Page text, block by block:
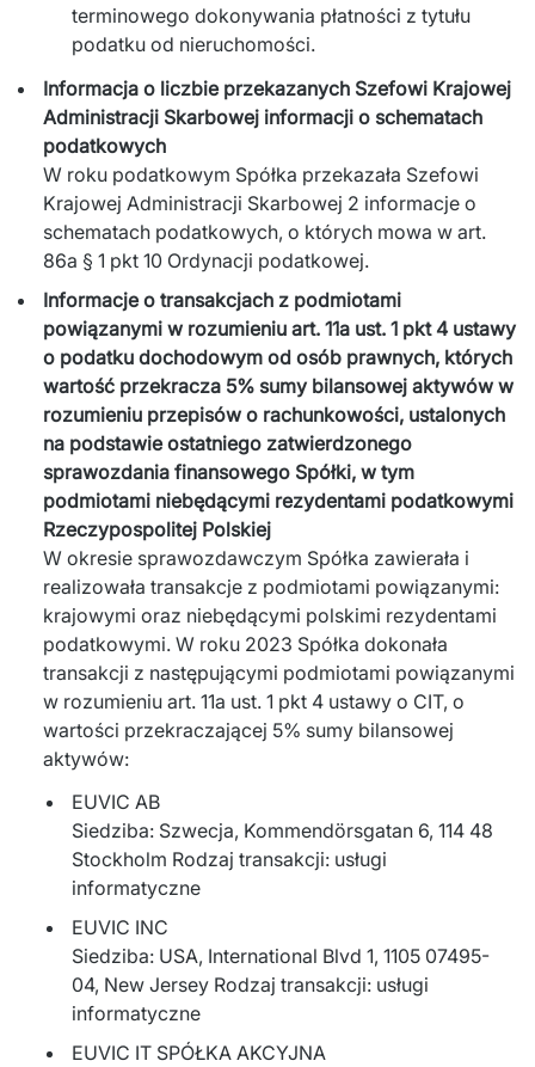
terminowego dokonywania płatności z tytułu
podatku od nieruchomości.
Informacja o liczbie przekazanych Szefowi Krajowej
Administracji Skarbowej informacji o schematach
podatkowych
W roku podatkowym Spółka przekazała Szefowi
Krajowej Administracji Skarbowej 2 informacje o
schematach podatkowych, o których mowa w art.
86a § 1 pkt 10 Ordynacji podatkowej.
Informacje o transakcjach z podmiotami
powiązanymi w rozumieniu art. 11a ust. 1 pkt 4 ustawy
o podatku dochodowym od osób prawnych, których
wartość przekracza 5% sumy bilansowej aktywów w
rozumieniu przepisów o rachunkowości, ustalonych
na podstawie ostatniego zatwierdzonego
sprawozdania finansowego Spółki, w tym
podmiotami niebędącymi rezydentami podatkowymi
Rzeczypospolitej Polskiej
W okresie sprawozdawczym Spółka zawierała i
realizowała transakcje z podmiotami powiązanymi:
krajowymi oraz niebędącymi polskimi rezydentami
podatkowymi. W roku 2023 Spółka dokonała
transakcji z następującymi podmiotami powiązanymi
w rozumieniu art. 11a ust. 1 pkt 4 ustawy o CIT, o
wartości przekraczającej 5% sumy bilansowej
aktywów:
EUVIC AB
Siedziba: Szwecja, Kommendörsgatan 6, 114 48
Stockholm Rodzaj transakcji: usługi
informatyczne
EUVIC INC
Siedziba: USA, International Blvd 1, 1105 07495-
04, New Jersey Rodzaj transakcji: usługi
informatyczne
EUVIC IT SPÓŁKA AKCYJNA